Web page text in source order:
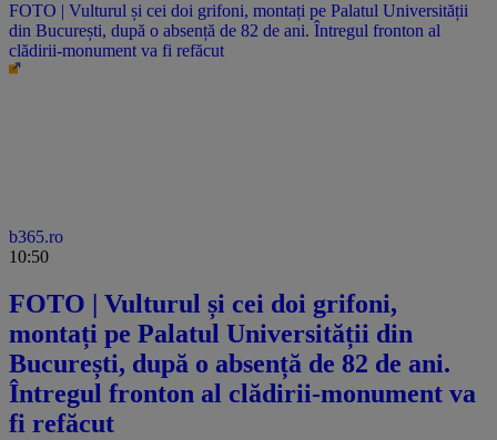
FOTO | Vulturul și cei doi grifoni, montați pe Palatul Universității
din București, după o absență de 82 de ani. Întregul fronton al
clădirii-monument va fi refăcut
b365.ro
10:50
FOTO | Vulturul și cei doi grifoni,
montați pe Palatul Universității din
București, după o absență de 82 de ani.
Întregul fronton al clădirii-monument va
fi refăcut